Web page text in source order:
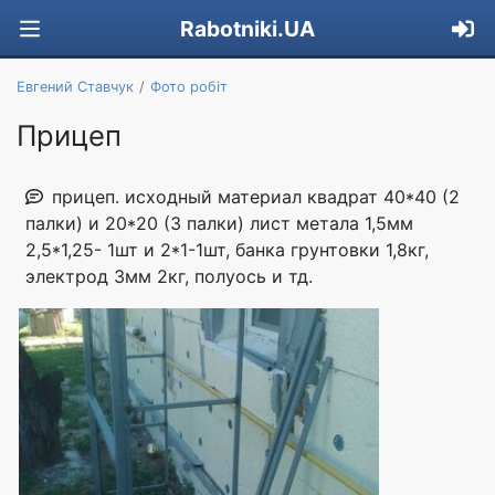
Rabotniki.UA
Евгений Ставчук Фото робіт
Прицеп
прицеп. исходный материал квадрат 40*40 (2
палки) и 20*20 (3 палки) лист метала 1,5мм
2,5*1,25- 1шт и 2*1-1шт, банка грунтовки 1,8кг,
электрод 3мм 2кг, полуось и тд.